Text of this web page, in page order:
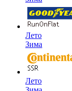
Лето
Зима
Лето